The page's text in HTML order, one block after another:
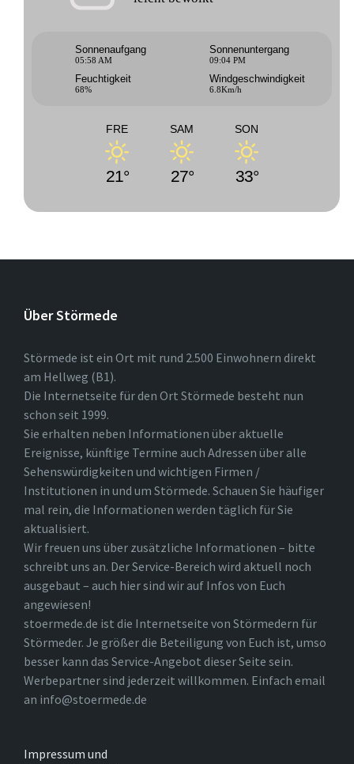
Sonnenaufgang
05:58 AM
Sonnenuntergang
09:04 PM
Feuchtigkeit
68%
Windgeschwindigkeit
6.8Km/h
FRE
21°
SAM
27°
SON
33°
Über Störmede
Störmede ist ein Ort mit rund 2.500 Einwohnern direkt
am Hellweg (B1).
Die Internetseite für den Ort Störmede besteht nun
schon seit 1999.
Sie erhalten neben Informationen über aktuelle
Ereignisse, künftige Termine auch Adressen über alle
Sehenswürdigkeiten und wichtigen Firmen /
Institutionen in und um Störmede. Schauen Sie häufiger
mal rein, die Informationen werden täglich für Sie
aktualisiert.
Wir freuen uns über zusätzliche Informationen – bitte
schreibt uns an. Der Service-Bereich wird aktuell noch
ausgebaut – auch hier sind wir auf Infos von Euch
angewiesen!
stoermede.de ist die Internetseite von Störmedern für
Störmeder. Je größer die Beteiligung von Euch ist, umso
besser kann das Service-Angebot dieser Seite sein.
Werbepartner sind jederzeit willkommen. Einfach email
an info@stoermede.de
Impressum und